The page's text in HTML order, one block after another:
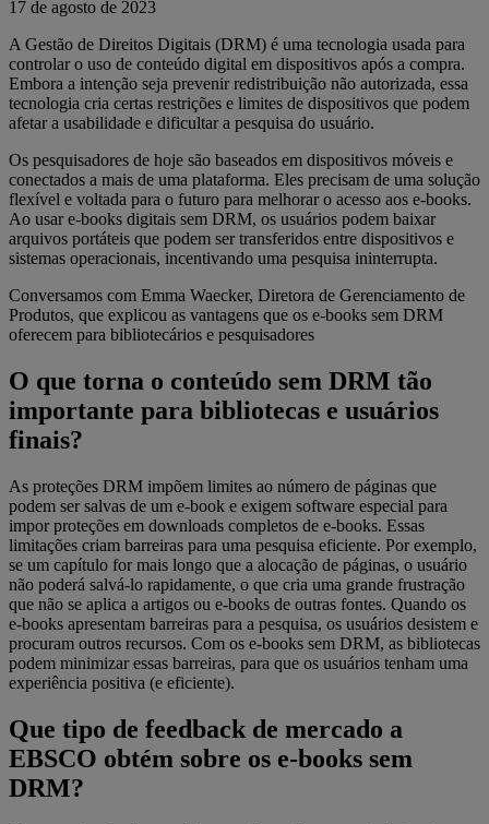
17 de agosto de 2023
A Gestão de Direitos Digitais (DRM) é uma tecnologia usada para
controlar o uso de conteúdo digital em dispositivos após a compra.
Embora a intenção seja prevenir redistribuição não autorizada, essa
tecnologia cria certas restrições e limites de dispositivos que podem
afetar a usabilidade e dificultar a pesquisa do usuário.
Os pesquisadores de hoje são baseados em dispositivos móveis e
conectados a mais de uma plataforma. Eles precisam de uma solução
flexível e voltada para o futuro para melhorar o acesso aos e-books.
Ao usar e-books digitais sem DRM, os usuários podem baixar
arquivos portáteis que podem ser transferidos entre dispositivos e
sistemas operacionais, incentivando uma pesquisa ininterrupta.
Conversamos com Emma Waecker, Diretora de Gerenciamento de
Produtos, que explicou as vantagens que os e-books sem DRM
oferecem para bibliotecários e pesquisadores
O que torna o conteúdo sem DRM tão
importante para bibliotecas e usuários
finais?
As proteções DRM impõem limites ao número de páginas que
podem ser salvas de um e-book e exigem software especial para
impor proteções em downloads completos de e-books. Essas
limitações criam barreiras para uma pesquisa eficiente. Por exemplo,
se um capítulo for mais longo que a alocação de páginas, o usuário
não poderá salvá-lo rapidamente, o que cria uma grande frustração
que não se aplica a artigos ou e-books de outras fontes. Quando os
e-books apresentam barreiras para a pesquisa, os usuários desistem e
procuram outros recursos. Com os e-books sem DRM, as bibliotecas
podem minimizar essas barreiras, para que os usuários tenham uma
experiência positiva (e eficiente).
Que tipo de feedback de mercado a
EBSCO obtém sobre os e-books sem
DRM?